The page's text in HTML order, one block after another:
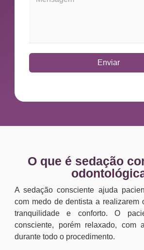
Enviar
O que é sedação
A sedação consciente ajuda
com medo de dentista a realizarem
tranquilidade e conforto. O
consciente, porém relaxado, com
durante todo o procedimento.